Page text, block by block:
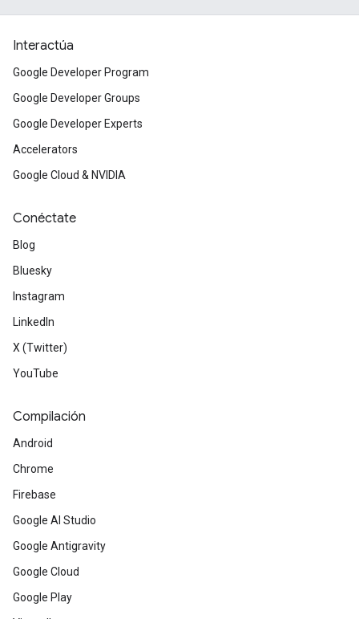
Interactúa
Google Developer Program
Google Developer Groups
Google Developer Experts
Accelerators
Google Cloud & NVIDIA
Conéctate
Blog
Bluesky
Instagram
LinkedIn
X (Twitter)
YouTube
Compilación
Android
Chrome
Firebase
Google AI Studio
Google Antigravity
Google Cloud
Google Play